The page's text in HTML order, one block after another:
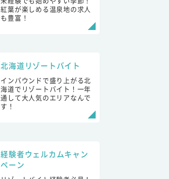
紅葉が楽しめる温泉地の求人
も豊富！
北海道リゾートバイト
インバウンドで盛り上がる北
海道でリゾートバイト！一年
通して大人気のエリアなんで
す！
経験者ウェルカムキャン
ペーン